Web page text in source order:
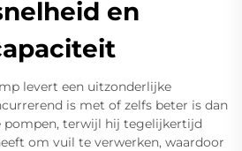
en
levert een uitzonderlijke
is met of zelfs beter is dan
pompen, terwijl hij tegelijkertijd
om vuil te verwerken, waardoor